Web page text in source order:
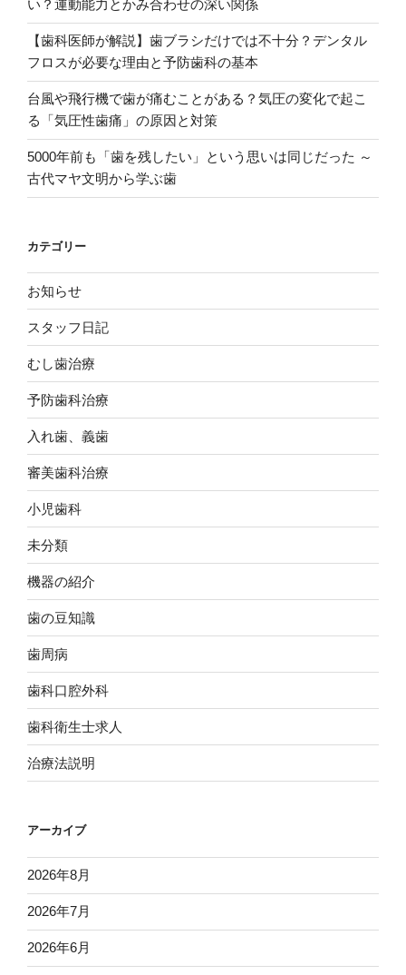
い？運動能力とかみ合わせの深い関係
【歯科医師が解説】歯ブラシだけでは不十分？デンタル
フロスが必要な理由と予防歯科の基本
台風や飛行機で歯が痛むことがある？気圧の変化で起こ
る「気圧性歯痛」の原因と対策
5000年前も「歯を残したい」という思いは同じだった ～
古代マヤ文明から学ぶ歯
カテゴリー
お知らせ
スタッフ日記
むし歯治療
予防歯科治療
入れ歯、義歯
審美歯科治療
小児歯科
未分類
機器の紹介
歯の豆知識
歯周病
歯科口腔外科
歯科衛生士求人
治療法説明
アーカイブ
2026年8月
2026年7月
2026年6月